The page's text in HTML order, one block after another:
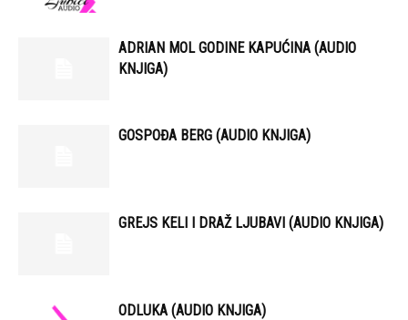
ADRIAN MOL GODINE KAPUĆINA (AUDIO
KNJIGA)
GOSPOĐA BERG (AUDIO KNJIGA)
GREJS KELI I DRAŽ LJUBAVI (AUDIO KNJIGA)
ODLUKA (AUDIO KNJIGA)